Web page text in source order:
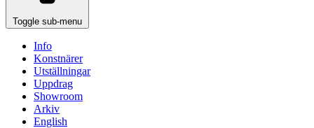
Toggle sub-menu
Info
Konstnärer
Utställningar
Uppdrag
Showroom
Arkiv
English